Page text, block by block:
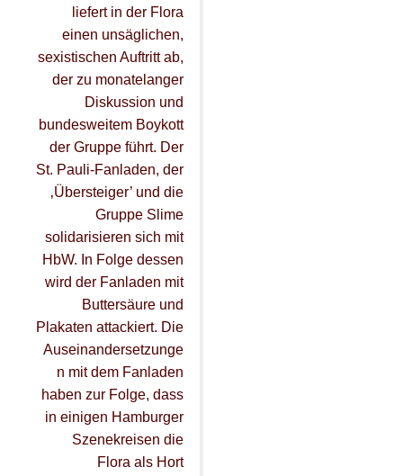
liefert in der Flora
einen unsäglichen,
sexistischen Auftritt ab,
der zu monatelanger
Diskussion und
bundesweitem Boykott
der Gruppe führt. Der
St. Pauli-Fanladen, der
‚Übersteiger’ und die
Gruppe Slime
solidarisieren sich mit
HbW. In Folge dessen
wird der Fanladen mit
Buttersäure und
Plakaten attackiert. Die
Auseinandersetzunge
n mit dem Fanladen
haben zur Folge, dass
in einigen Hamburger
Szenekreisen die
Flora als Hort
PREVIOUS